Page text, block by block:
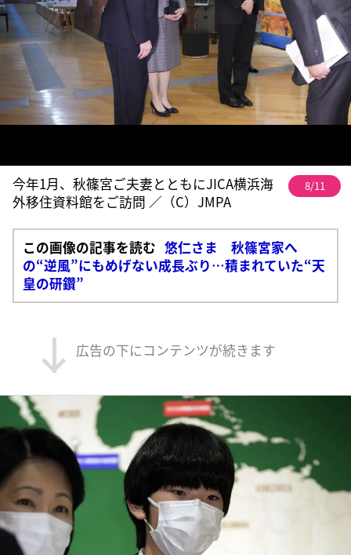
今年1月、秋篠宮ご夫妻とともにJICA横浜海
外移住資料館をご訪問 ／（C）JMPA
8/11
この画像の記事を読む 悠仁さま 秋篠宮家へ
の“逆風”にもめげない成長ぶり…積まれていた“天
皇の研鑽”
広告の下にコンテンツが続きます